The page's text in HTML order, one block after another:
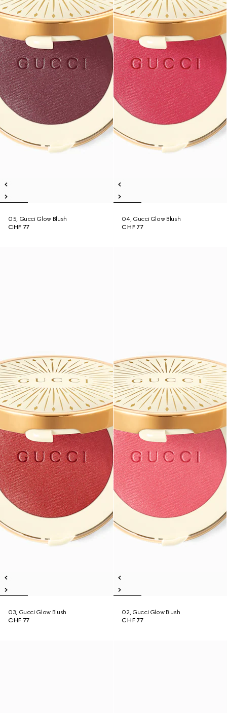
05, Gucci Glow Blush
CHF 77
04, Gucci Glow Blush
CHF 77
03, Gucci Glow Blush
CHF 77
02, Gucci Glow Blush
CHF 77